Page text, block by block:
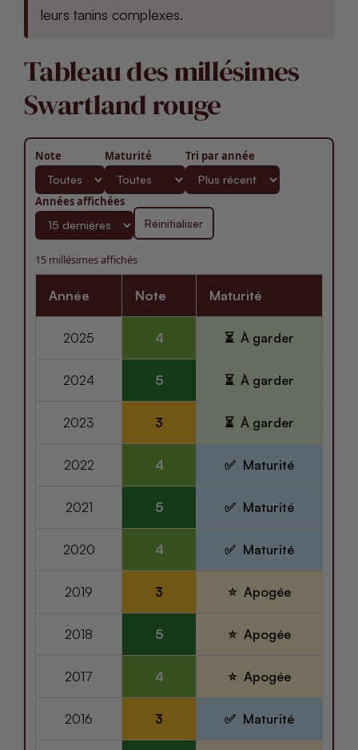
leurs tanins complexes.
Tableau des millésimes
Swartland rouge
Note Maturité Tri par année
Années affichées
Réinitialiser
15 millésimes affichés
Année Note Maturité
2025 4 À garder
2024 5 À garder
2023 3 À garder
2022 4 Maturité
2021 5 Maturité
2020 4 Maturité
2019 3 Apogée
2018 5 Apogée
2017 4 Apogée
2016 3 Maturité